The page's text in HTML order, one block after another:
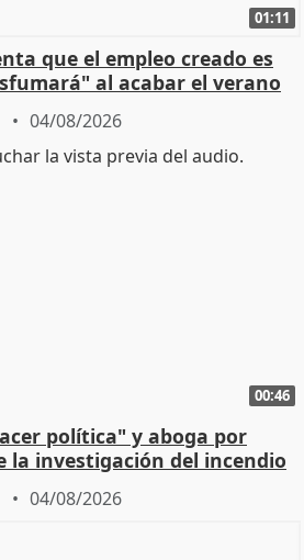
01:11
que el empleo creado es
al acabar el verano
04/08/2026
00:46
política" y aboga por
la investigación del incendio
04/08/2026